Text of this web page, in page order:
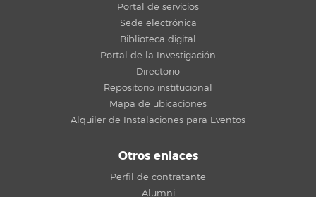
Portal de servicios
Sede electrónica
Biblioteca digital
Portal de la Investigación
Directorio
Repositorio institucional
Mapa de ubicaciones
Alquiler de Instalaciones para Eventos
Otros enlaces
Perfil de contratante
Alumni